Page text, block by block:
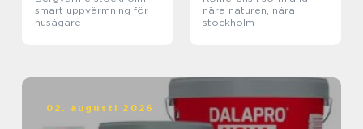
smart uppvärmning för
husägare
nära naturen, nära
stockholm
02. augusti 2026